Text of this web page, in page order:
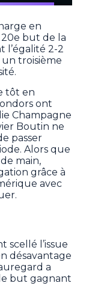
en
but de la
l’égalité 2-2
troisième
tôt en
ont
Champagne
Boutin ne
passer
Alors que
main,
grâce à
avec
scellé l’issue
désavantage
a
but gagnant